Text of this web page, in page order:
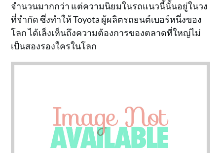
จำนวนมากกว่า แต่ความนิยมในรถแนวนี้นั้นอยู่ในวง
ที่จำกัด ซึ่งทำให้ Toyota ผู้ผลิตรถยนต์เบอร์หนึ่งของ
โลก ได้เล็งเห็นถึงความต้องการของตลาดที่ใหญ่ไม่
เป็นสองรองใครในโลก